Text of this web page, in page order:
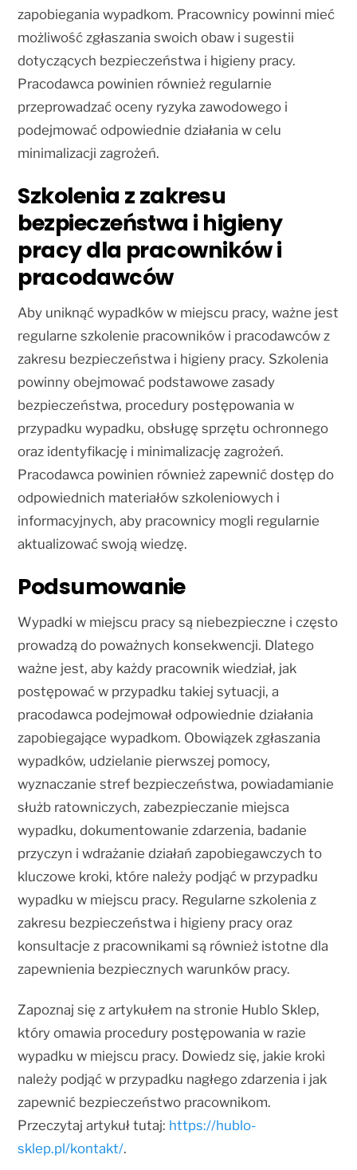
zapobiegania wypadkom. Pracownicy powinni mieć
możliwość zgłaszania swoich obaw i sugestii
dotyczących bezpieczeństwa i higieny pracy.
Pracodawca powinien również regularnie
przeprowadzać oceny ryzyka zawodowego i
podejmować odpowiednie działania w celu
minimalizacji zagrożeń.
Szkolenia z zakresu
bezpieczeństwa i higieny
pracy dla pracowników i
pracodawców
Aby uniknąć wypadków w miejscu pracy, ważne jest
regularne szkolenie pracowników i pracodawców z
zakresu bezpieczeństwa i higieny pracy. Szkolenia
powinny obejmować podstawowe zasady
bezpieczeństwa, procedury postępowania w
przypadku wypadku, obsługę sprzętu ochronnego
oraz identyfikację i minimalizację zagrożeń.
Pracodawca powinien również zapewnić dostęp do
odpowiednich materiałów szkoleniowych i
informacyjnych, aby pracownicy mogli regularnie
aktualizować swoją wiedzę.
Podsumowanie
Wypadki w miejscu pracy są niebezpieczne i często
prowadzą do poważnych konsekwencji. Dlatego
ważne jest, aby każdy pracownik wiedział, jak
postępować w przypadku takiej sytuacji, a
pracodawca podejmował odpowiednie działania
zapobiegające wypadkom. Obowiązek zgłaszania
wypadków, udzielanie pierwszej pomocy,
wyznaczanie stref bezpieczeństwa, powiadamianie
służb ratowniczych, zabezpieczanie miejsca
wypadku, dokumentowanie zdarzenia, badanie
przyczyn i wdrażanie działań zapobiegawczych to
kluczowe kroki, które należy podjąć w przypadku
wypadku w miejscu pracy. Regularne szkolenia z
zakresu bezpieczeństwa i higieny pracy oraz
konsultacje z pracownikami są również istotne dla
zapewnienia bezpiecznych warunków pracy.
Zapoznaj się z artykułem na stronie Hublo Sklep,
który omawia procedury postępowania w razie
wypadku w miejscu pracy. Dowiedz się, jakie kroki
należy podjąć w przypadku nagłego zdarzenia i jak
zapewnić bezpieczeństwo pracownikom.
Przeczytaj artykuł tutaj: https://hublo-
sklep.pl/kontakt/.